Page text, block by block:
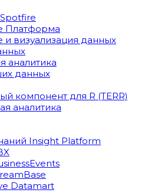
Платформа
визуализация данных
аналитика
данных
компонент для R (TERR)
аналитика
Insight Platform
Datamart